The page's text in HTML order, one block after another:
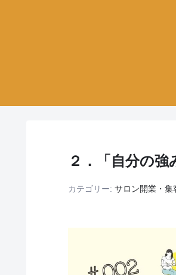
２．「自分の
カテゴリー: サロン開業・集